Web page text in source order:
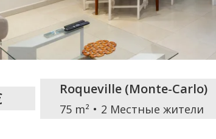
Roqueville (Monte-Carlo)
75 m² 2 Местные жители